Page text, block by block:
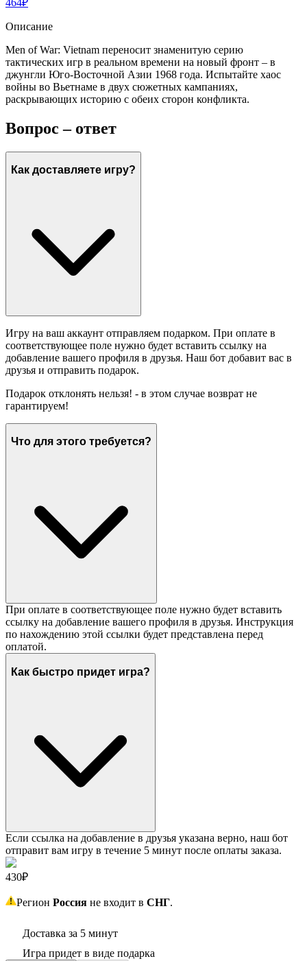
Описание
Men of War: Vietnam переносит знаменитую серию
тактических игр в реальном времени на новый фронт – в
джунгли Юго-Восточной Азии 1968 года. Испытайте хаос
войны во Вьетнаме в двух сюжетных кампаниях,
раскрывающих историю с обеих сторон конфликта.
Вопрос – ответ
Как доставляете игру?
Игру на ваш аккаунт отправляем подарком. При оплате в
соответствующее поле нужно будет вставить ссылку на
добавление вашего профиля в друзья. Наш бот добавит вас в
друзья и отправить подарок.
Подарок отклонять нельзя! - в этом случае возврат не
гарантируем!
Что для этого требуется?
При оплате в соответствующее поле нужно будет вставить
ссылку на добавление вашего профиля в друзья. Инструкция
по нахождению этой ссылки будет представлена перед
оплатой.
Как быстро придет игра?
Если ссылка на добавление в друзья указана верно, наш бот
отправит вам игру в течение 5 минут после оплаты заказа.
430₽
Регион Россия не входит в СНГ.
Доставка за 5 минут
Игра придет в виде подарка